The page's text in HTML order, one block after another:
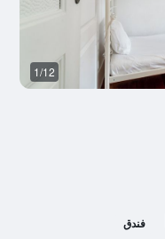
فندق
1/12